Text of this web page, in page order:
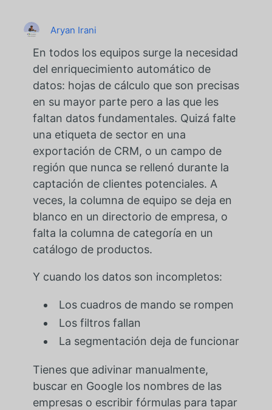
Aryan Irani
En todos los equipos surge la necesidad
del enriquecimiento automático de
datos: hojas de cálculo que son precisas
en su mayor parte pero a las que les
faltan datos fundamentales. Quizá falte
una etiqueta de sector en una
exportación de CRM, o un campo de
región que nunca se rellenó durante la
captación de clientes potenciales. A
veces, la columna de equipo se deja en
blanco en un directorio de empresa, o
falta la columna de categoría en un
catálogo de productos.
Y cuando los datos son incompletos:
Los cuadros de mando se rompen
Los filtros fallan
La segmentación deja de funcionar
Tienes que adivinar manualmente,
buscar en Google los nombres de las
empresas o escribir fórmulas para tapar